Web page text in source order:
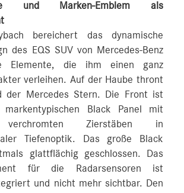
und Marken-Emblem als
bereichert das dynamische
des EQS SUV von Mercedes-Benz
Elemente, die ihm einen ganz
verleihen. Auf der Haube thront
der Mercedes Stern. Die Front ist
Black Panel mit
verchromten Zierstäben in
Tiefenoptik. Das große Black
glattflächig geschlossen. Das
für die Radarsensoren ist
und nicht mehr sichtbar. Den